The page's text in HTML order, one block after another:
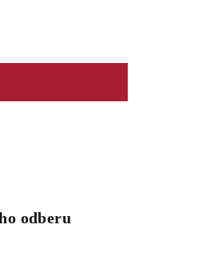
odberu